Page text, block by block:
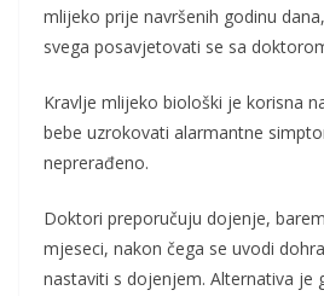
mlijeko prije navršenih godinu
svega posavjetovati se sa
Kravlje mlijeko biološki je korisna
bebe uzrokovati alarmantne
neprerađeno.
Doktori preporučuju dojenje,
mjeseci, nakon čega se uvodi
nastaviti s dojenjem. Alternativa je